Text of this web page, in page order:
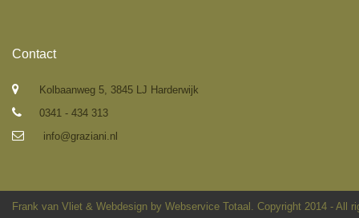
Contact
Kolbaanweg 5, 3845 LJ Harderwijk
0341 - 434 313
info@graziani.nl
Frank van Vliet & Webdesign by Webservice Totaal . Copyright 2014 - All